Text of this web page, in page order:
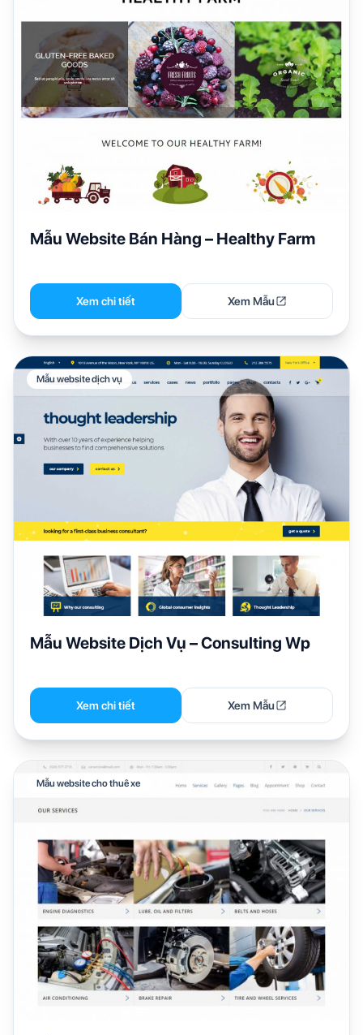
Mẫu Website Bán Hàng – Healthy Farm
Xem chi tiết Xem Mẫu
Mẫu website dịch vụ
Mẫu Website Dịch Vụ – Consulting Wp
Xem chi tiết Xem Mẫu
Mẫu website cho thuê xe